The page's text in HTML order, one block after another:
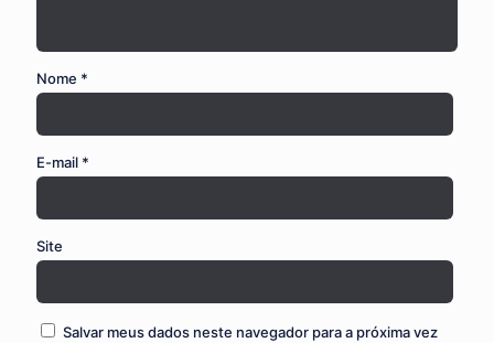
Nome *
E-mail *
Site
Salvar meus dados neste navegador para a próxima vez